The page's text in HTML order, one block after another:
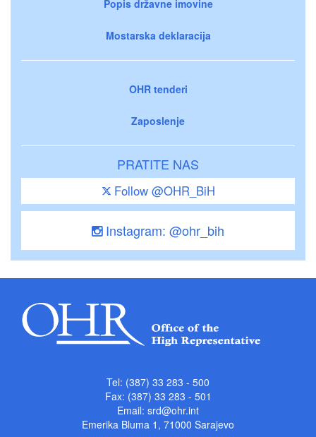
Popis državne imovine
Mostarska deklaracija
OHR tenderi
Zaposlenje
PRATITE NAS
Follow @OHR_BiH
Instagram: @ohr_bih
Tel: (387) 33 283 - 500
Fax: (387) 33 283 - 501
Email: srd@ohr.int
Emerika Bluma 1, 71000 Sarajevo